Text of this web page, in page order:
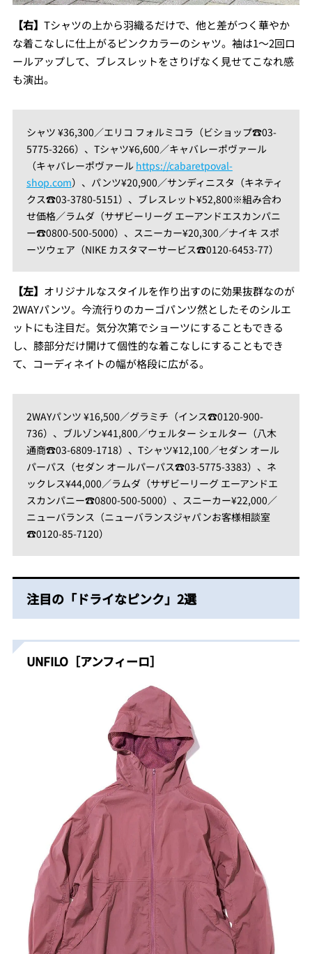
【右】 Tシャツの上から羽織るだけで、他と差がつく華やか
な着こなしに仕上がるピンクカラーのシャツ。袖は1〜2回ロ
ールアップして、ブレスレットをさりげなく見せてこなれ感
も演出。
シャツ ¥36,300／エリコ フォルミコラ（ビショップ☎︎03-
5775-3266）、Tシャツ¥6,600／キャバレーポヴァール
（キャバレーポヴァール https://cabaretpoval-
shop.com）、パンツ¥20,900／サンディニスタ（キネティ
クス☎︎03-3780-5151）、ブレスレット¥52,800※組み合わ
せ価格／ラムダ（サザビーリーグ エーアンドエスカンパニ
ー☎︎0800-500-5000）、スニーカー¥20,300／ナイキ スポ
ーツウェア（NIKE カスタマーサービス☎︎0120-6453-77）
【左】 オリジナルなスタイルを作り出すのに効果抜群なのが
2WAYパンツ。今流行りのカーゴパンツ然としたそのシルエ
ットにも注目だ。気分次第でショーツにすることもできる
し、膝部分だけ開けて個性的な着こなしにすることもでき
て、コーディネイトの幅が格段に広がる。
2WAYパンツ ¥16,500／グラミチ（インス☎︎0120-900-
736）、ブルゾン¥41,800／ウェルター シェルター（八木
通商☎︎03-6809-1718）、Tシャツ¥12,100／セダン オール
パーパス（セダン オールパーパス☎︎03-5775-3383）、ネ
ックレス¥44,000／ラムダ（サザビーリーグ エーアンドエ
スカンパニー☎︎0800-500-5000）、スニーカー¥22,000／
ニューバランス（ニューバランスジャパンお客様相談室
☎︎0120-85-7120）
注目の「ドライなピンク」2選
UNFILO［アンフィーロ］